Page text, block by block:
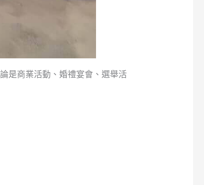
是商業活動、婚禮宴會、選舉活